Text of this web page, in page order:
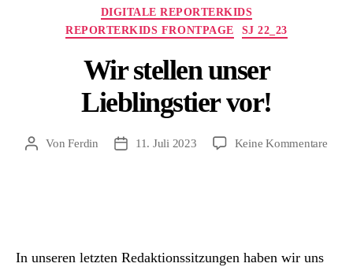
Kategorien
DIGITALE REPORTERKIDS
REPORTERKIDS FRONTPAGE
SJ 22_23
Wir stellen unser
Lieblingstier vor!
Beitragsautor
VonFerdin Beitragsdatum
11. Juli 2023 Keine Kommentarezu
In unseren letzten Redaktionssitzungen haben wir uns